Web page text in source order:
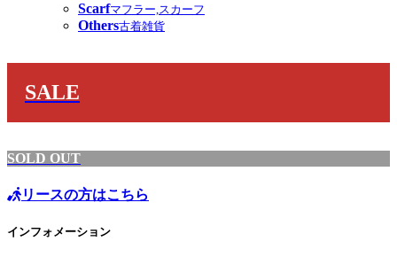
Scarfマフラー,スカーフ
Others古着雑貨
SALE
SOLD OUT
リースの方はこちら
インフォメーション